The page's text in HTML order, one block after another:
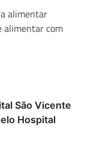
alimentar
alimentar com
São Vicente
Hospital